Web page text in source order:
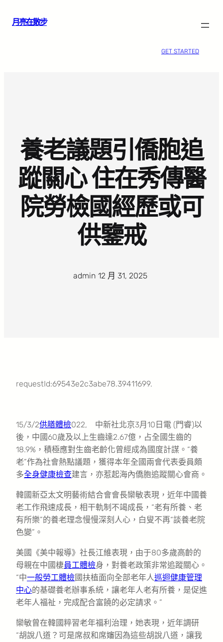
月亮在散步
GET STARTED
養老議題引僑胞追
蹤關心 住在秀傳醫
院勞檢國經歷或可
供鑒戒
admin 12 月 31, 2025
requestId:69543e2c3abe78.39411699.
15/3/2供膳體檢022, 中新社北京3月10日電 (門睿)以
後，中國60歲及以上生齒達2.67億，占全國生齒的
18.9%，積極應對生齒老齡化曾經成為國度計謀。“養
老”作為社會熱點議題，獲得本年全國兩會代表委員頗
多全身健康檢查建言，亦惹起海內僑胞追蹤關心會商。
韓國新亞太文明藝術結合會會長欒敏表現，近年中國養
老工作飛速成長，相干軌制不竭成長，“老有所養、老
有所樂”的養老理念慢慢深刻人心，白叟不再“談養老院
色變”。
美國《美中報導》社長江維表現，由于80多歲高齡的
母親在中國棲員工體檢身，對養老政策非常追蹤關心。
“中一般勞工體檢國扶植面向全部老年人巡迴健康管理
中心的基礎養老辦事系統，讓老年人老有所養，是促進
老年人福祉，完成配合富饒的必定請求。”
欒敏曾在韓國粹習老年福利治理，她表現，近年調研
“胡說八道？可是席叔和席嬸因為這些胡說八道，讓我